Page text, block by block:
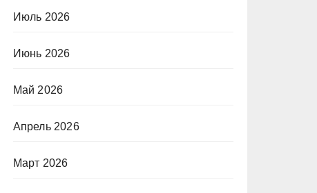
Июль 2026
Июнь 2026
Май 2026
Апрель 2026
Март 2026